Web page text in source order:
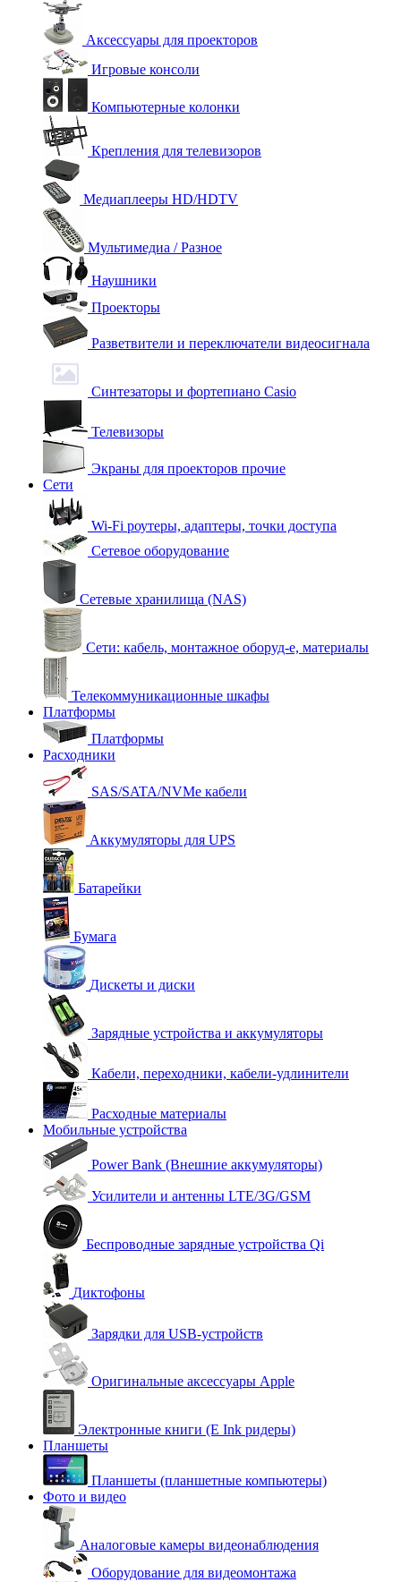
Аксессуары для проекторов
Игровые консоли
Компьютерные колонки
Крепления для телевизоров
Медиаплееры HD/HDTV
Мультимедиа / Разное
Наушники
Проекторы
Разветвители и переключатели видеосигнала
Синтезаторы и фортепиано Casio
Телевизоры
Экраны для проекторов прочие
Сети
Wi-Fi роутеры, адаптеры, точки доступа
Сетевое оборудование
Сетевые хранилища (NAS)
Сети: кабель, монтажное оборуд-е, материалы
Телекоммуникационные шкафы
Платформы
Платформы
Расходники
SAS/SATA/NVMe кабели
Аккумуляторы для UPS
Батарейки
Бумага
Дискеты и диски
Зарядные устройства и аккумуляторы
Кабели, переходники, кабели-удлинители
Расходные материалы
Мобильные устройства
Power Bank (Внешние аккумуляторы)
Усилители и антенны LTE/3G/GSM
Беспроводные зарядные устройства Qi
Диктофоны
Зарядки для USB-устройств
Оригинальные аксессуары Apple
Электронные книги (E Ink ридеры)
Планшеты
Планшеты (планшетные компьютеры)
Фото и видео
Аналоговые камеры видеонаблюдения
Оборудование для видеомонтажа